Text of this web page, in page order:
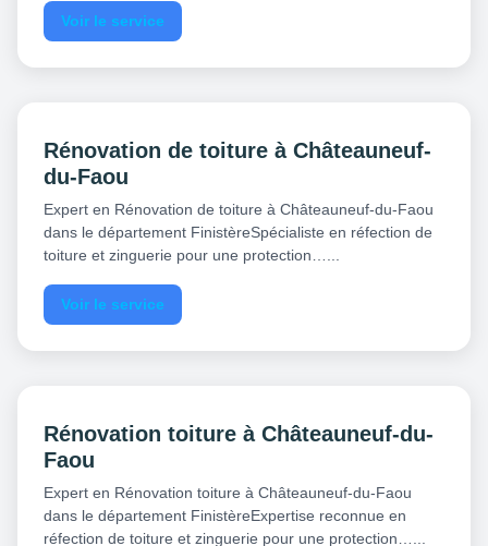
Voir le service
Rénovation de toiture à Châteauneuf-
du-Faou
Expert en Rénovation de toiture à Châteauneuf-du-Faou
dans le département FinistèreSpécialiste en réfection de
toiture et zinguerie pour une protection…...
Voir le service
Rénovation toiture à Châteauneuf-du-
Faou
Expert en Rénovation toiture à Châteauneuf-du-Faou
dans le département FinistèreExpertise reconnue en
réfection de toiture et zinguerie pour une protection…...